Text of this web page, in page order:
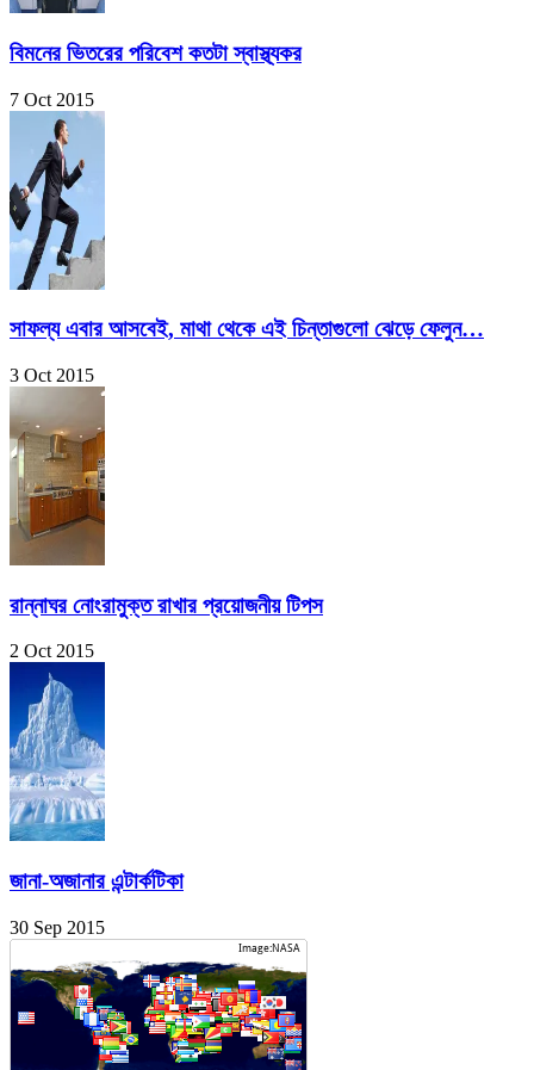
বিমনের ভিতরের পরিবেশ কতটা স্বাস্থ্যকর
7 Oct 2015
সাফল্য এবার আসবেই, মাথা থেকে এই চিন্তাগুলো ঝেড়ে ফেলুন…
3 Oct 2015
রান্নাঘর নোংরামুক্ত রাখার প্রয়োজনীয় টিপস
2 Oct 2015
জানা-অজানার এন্টার্কটিকা
30 Sep 2015